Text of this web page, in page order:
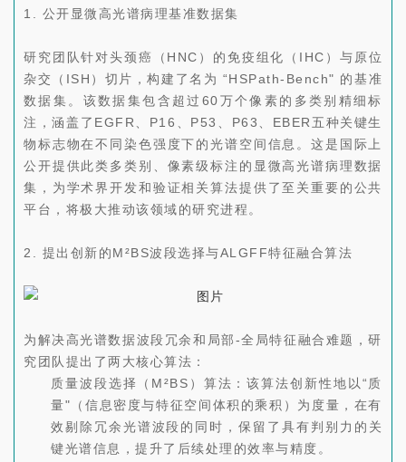
1. 公开显微高光谱病理基准数据集
研究团队针对头颈癌（HNC）的免疫组化（IHC）与原位
杂交（ISH）切片，构建了名为 “HSPath-Bench" 的基准
数据集。该数据集包含超过60万个像素的多类别精细标
注，涵盖了EGFR、P16、P53、P63、EBER五种关键生
物标志物在不同染色强度下的光谱空间信息。这是国际上
公开提供此类多类别、像素级标注的显微高光谱病理数据
集，为学术界开发和验证相关算法提供了至关重要的公共
平台，将极大推动该领域的研究进程。
2. 提出创新的M²BS波段选择与ALGFF特征融合算法
为解决高光谱数据波段冗余和局部-全局特征融合难题，研
究团队提出了两大核心算法：
质量波段选择（M²BS）算法：该算法创新性地以“质
量"（信息密度与特征空间体积的乘积）为度量，在有
效剔除冗余光谱波段的同时，保留了具有判别力的关
键光谱信息，提升了后续处理的效率与精度。